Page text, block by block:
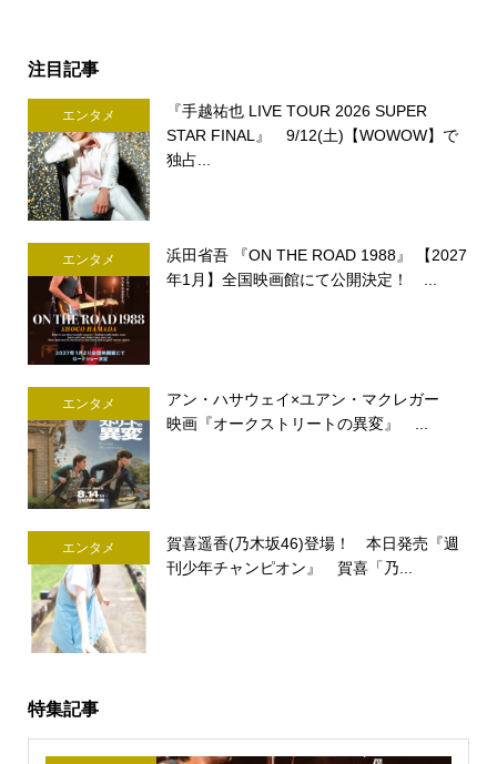
注目記事
エンタメ
『手越祐也 LIVE TOUR 2026 SUPER
STAR FINAL』 9/12(土)【WOWOW】で
独占...
エンタメ
浜田省吾 『ON THE ROAD 1988』 【2027
年1月】全国映画館にて公開決定！ ...
エンタメ
アン・ハサウェイ×ユアン・マクレガー
映画『オークストリートの異変』 ...
エンタメ
賀喜遥香(乃木坂46)登場！ 本日発売『週
刊少年チャンピオン』 賀喜「乃...
特集記事